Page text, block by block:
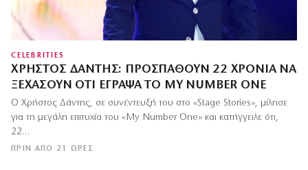
CELEBRITIES
ΧΡΉΣΤΟΣ ΔΆΝΤΗΣ: ΠΡΟΣΠΑΘΟΎΝ 22 ΧΡΌΝΙΑ ΝΑ
ΞΕΧΆΣΟΥΝ ΌΤΙ ΈΓΡΑΨΑ ΤΟ MY NUMBER ONE
ΠΡΙΝ ΑΠΌ 21 ΏΡΕΣ
Ο Χρήστος Δάντης, σε συνέντευξή του στο «Stage Stories», μίλησε
για τη μεγάλη επιτυχία του «My Number One» και κατήγγειλε ότι,
22…